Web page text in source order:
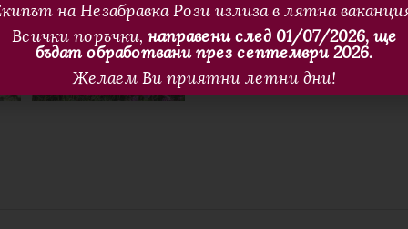
на Незабравка Рози излиза в лятна
Всички поръчки, направени след 01/07/2026, ще
бъдат обработвани през септември 2026.
Желаем Ви приятни летни дни!